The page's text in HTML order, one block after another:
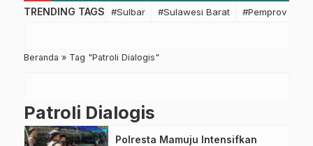
TRENDING TAGS #Sulbar #Sulawesi Barat #Pemprov
Beranda » Tag "Patroli Dialogis"
Patroli Dialogis
Polresta Mamuju Intensifkan